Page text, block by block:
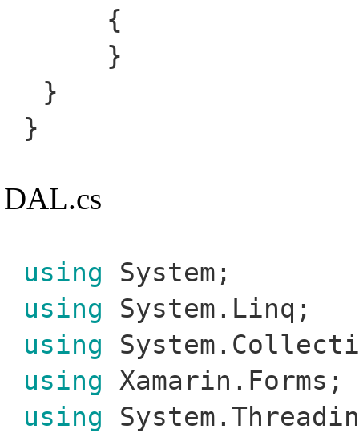
{
}
}
}
DAL.cs
using System;
using System.Linq;
using
using Xamarin.Forms;
using